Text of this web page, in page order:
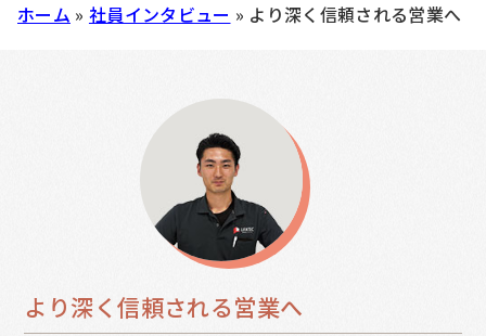
ホーム » 社員インタビュー » より深く信頼される営業へ
より深く信頼される営業へ